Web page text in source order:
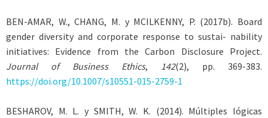
BEN-AMAR, W., CHANG, M. y MCILKENNY, P. (2017b). Board
gender diversity and corporate response to sustai- nability
initiatives: Evidence from the Carbon Disclosure Project.
Journal of Business Ethics, 142(2), pp. 369-383.
https://doi.org/10.1007/s10551-015-2759-1
BESHAROV, M. L. y SMITH, W. K. (2014). Múltiples lógicas